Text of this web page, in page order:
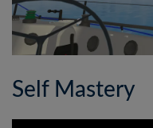
Self Mastery